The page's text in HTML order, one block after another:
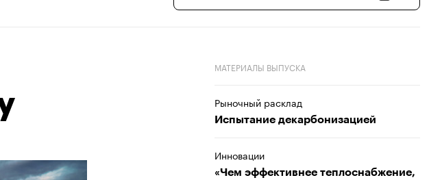
МАТЕРИАЛЫ ВЫПУСКА
Рыночный расклад
Испытание декарбонизацией
Инновации
«Чем эффективнее теплоснабжение,